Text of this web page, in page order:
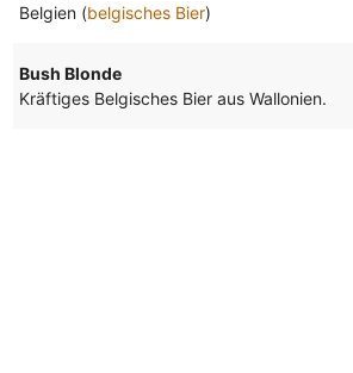
Belgien (belgisches Bier)
Bush Blonde
Kräftiges Belgisches Bier aus Wallonien.